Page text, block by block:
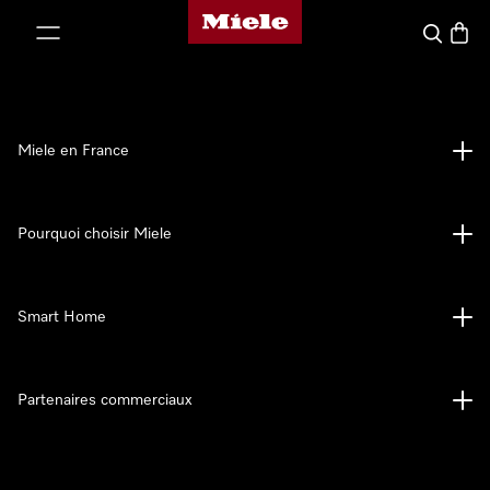
Page d'accueil Miele
Search
Miele en France
Pourquoi choisir Miele
Smart Home
Partenaires commerciaux